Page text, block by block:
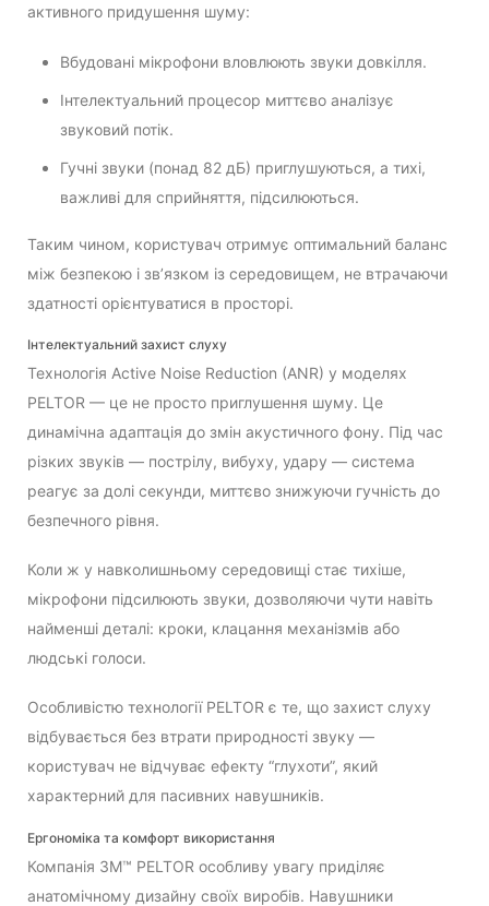
активного придушення шуму:
Вбудовані мікрофони вловлюють звуки довкілля.
Інтелектуальний процесор миттєво аналізує
звуковий потік.
Гучні звуки (понад 82 дБ) приглушуються, а тихі,
важливі для сприйняття, підсилюються.
Таким чином, користувач отримує оптимальний баланс
між безпекою і зв’язком із середовищем, не втрачаючи
здатності орієнтуватися в просторі.
Інтелектуальний захист слуху
Технологія Active Noise Reduction (ANR) у моделях
PELTOR — це не просто приглушення шуму. Це
динамічна адаптація до змін акустичного фону. Під час
різких звуків — пострілу, вибуху, удару — система
реагує за долі секунди, миттєво знижуючи гучність до
безпечного рівня.
Коли ж у навколишньому середовищі стає тихіше,
мікрофони підсилюють звуки, дозволяючи чути навіть
найменші деталі: кроки, клацання механізмів або
людські голоси.
Особливістю технології PELTOR є те, що захист слуху
відбувається без втрати природності звуку —
користувач не відчуває ефекту “глухоти”, який
характерний для пасивних навушників.
Ергономіка та комфорт використання
Компанія 3M™ PELTOR особливу увагу приділяє
анатомічному дизайну своїх виробів. Навушники